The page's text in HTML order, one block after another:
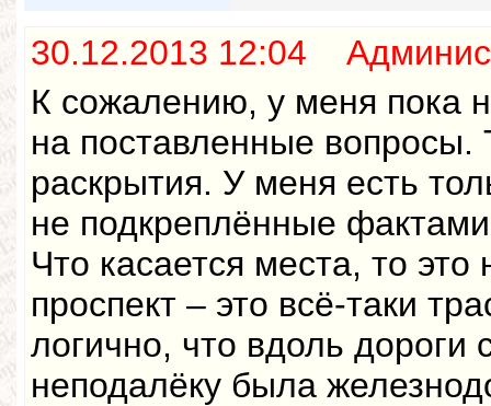
30.12.2013 12:04
К сожалению, у меня пока
на поставленные вопросы.
раскрытия. У меня есть
не подкреплённые
Что касается места, то
проспект – это всё-таки
логично, что вдоль
неподалёку была